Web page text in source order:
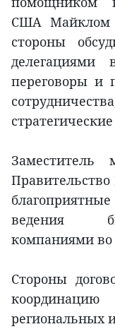
США Майклом
стороны
делегациями
переговоры и
Заместитель
ведения
компаниями во
Стороны
региональных